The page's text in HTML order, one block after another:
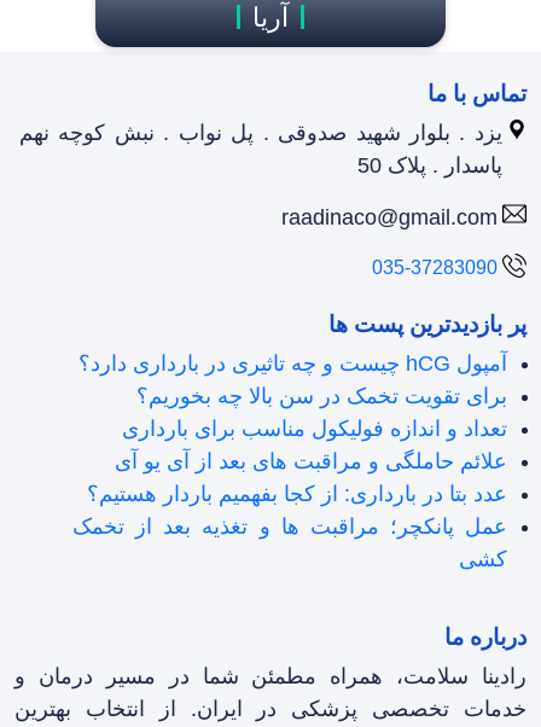
آریا
تماس با ما
یزد . بلوار شهید صدوقی . پل نواب . نبش کوچه نهم
پاسدار . پلاک 50
raadinaco@gmail.com
035-37283090
پر بازدیدترین پست ها
آمپول hCG چیست و چه تاثیری در بارداری دارد؟
برای تقویت تخمک در سن بالا چه بخوریم؟
تعداد و اندازه فولیکول مناسب برای بارداری
علائم حاملگی و مراقبت های بعد از آی یو آی
عدد بتا در بارداری: از کجا بفهمیم باردار هستیم؟
عمل پانکچر؛ مراقبت ها و تغذیه بعد از تخمک
کشی
درباره ما
رادینا سلامت، همراه مطمئن شما در مسیر درمان و
خدمات تخصصی پزشکی در ایران. از انتخاب بهترین